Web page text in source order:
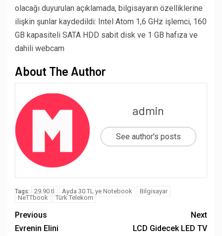
olacağı duyurulan açıklamada, bilgisayarın özelliklerine
ilişkin şunlar kaydedildi: Intel Atom 1,6 GHz işlemci, 160
GB kapasiteli SATA HDD sabit disk ve 1 GB hafıza ve
dahili webcam
About The Author
admin
See author's posts
Tags: 29.90 tl Ayda 30 TL ye Notebook
Bilgisayar
NeTTbook
Türk Telekom
Previous
Evrenin Elini
Next
LCD Gidecek LED TV